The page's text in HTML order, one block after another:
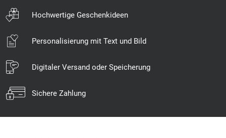
Hochwertige Geschenkideen
Personalisierung mit Text und Bild
Digitaler Versand oder Speicherung
Sichere Zahlung